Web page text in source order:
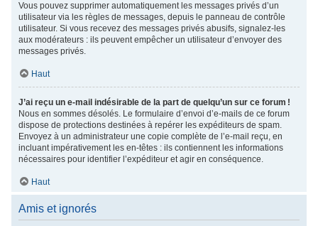
Vous pouvez supprimer automatiquement les messages privés d’un
utilisateur via les règles de messages, depuis le panneau de contrôle
utilisateur. Si vous recevez des messages privés abusifs, signalez-les
aux modérateurs : ils peuvent empêcher un utilisateur d’envoyer des
messages privés.
Haut
J’ai reçu un e-mail indésirable de la part de quelqu’un sur ce forum !
Nous en sommes désolés. Le formulaire d’envoi d’e-mails de ce forum
dispose de protections destinées à repérer les expéditeurs de spam.
Envoyez à un administrateur une copie complète de l’e-mail reçu, en
incluant impérativement les en-têtes : ils contiennent les informations
nécessaires pour identifier l’expéditeur et agir en conséquence.
Haut
Amis et ignorés